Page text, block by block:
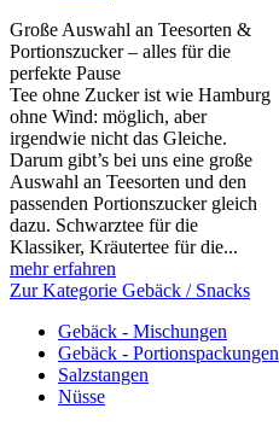
Große Auswahl an Teesorten &
Portionszucker – alles für die
perfekte Pause
Tee ohne Zucker ist wie Hamburg
ohne Wind: möglich, aber
irgendwie nicht das Gleiche.
Darum gibt’s bei uns eine große
Auswahl an Teesorten und den
passenden Portionszucker gleich
dazu. Schwarztee für die
Klassiker, Kräutertee für die...
mehr erfahren
Zur Kategorie Gebäck / Snacks
Gebäck - Mischungen
Gebäck - Portionspackungen
Salzstangen
Nüsse